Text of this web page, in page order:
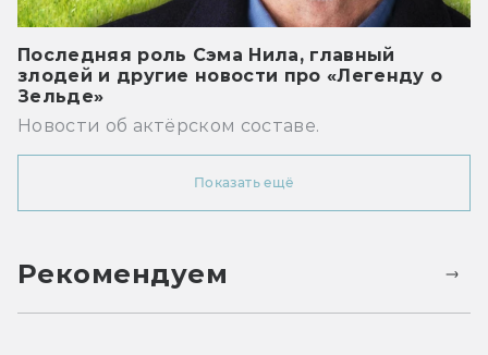
Последняя роль Сэма Нила, главный
злодей и другие новости про «Легенду о
Зельде»
Новости об актёрском составе.
Показать ещё
Рекомендуем